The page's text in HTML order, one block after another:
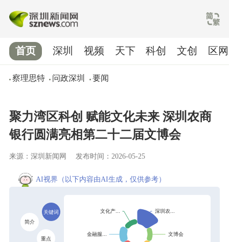
首页
察理思特 问政深圳 要闻
深圳 视频 天下 科创 文创 区网
聚力湾区科创 赋能文化未来 深圳农商
银行圆满亮相第二十二届文博会
来源：深圳新闻网 发布时间：2026-05-25
AI视界 （以下内容由AI生成，仅供参考）
关键词
简介
重点